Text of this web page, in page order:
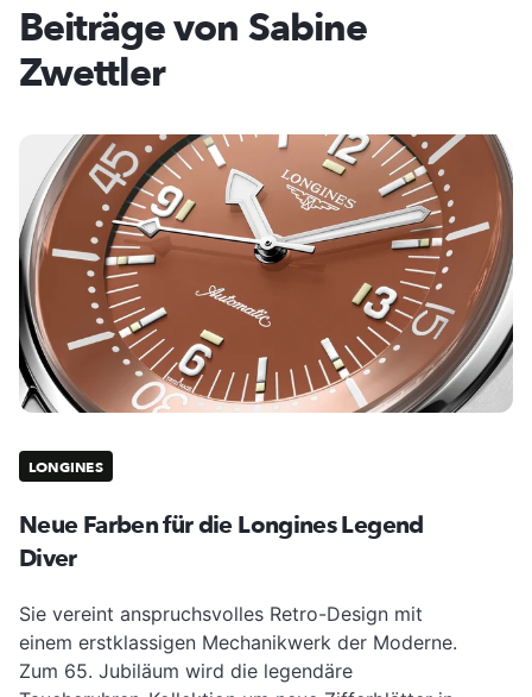
Beiträge von Sabine
Zwettler
LONGINES
Neue Farben für die Longines Legend
Diver
Sie vereint anspruchsvolles Retro-Design mit
einem erstklassigen Mechanikwerk der Moderne.
Zum 65. Jubiläum wird die legendäre